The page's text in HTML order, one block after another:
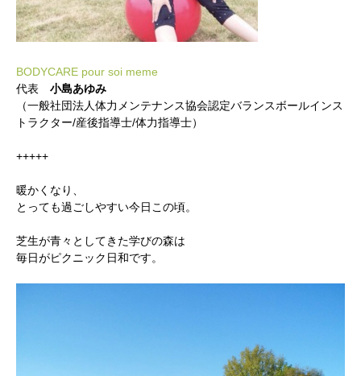
BODYCARE pour soi meme
代表 小島あゆみ
（一般社団法人体力メンテナンス協会認定バランスボールインス
トラクター/産後指導士/体力指導士）
+++++
暖かくなり、
とっても過ごしやすい今日この頃。
芝生が青々としてきた学びの森は
毎日がピクニック日和です。